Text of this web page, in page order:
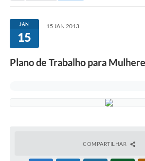
JAN
15
15 JAN 2013
Plano de Trabalho para
COMPARTILHAR